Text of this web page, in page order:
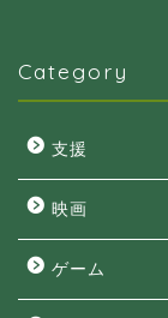
Category
支援
映画
ゲーム